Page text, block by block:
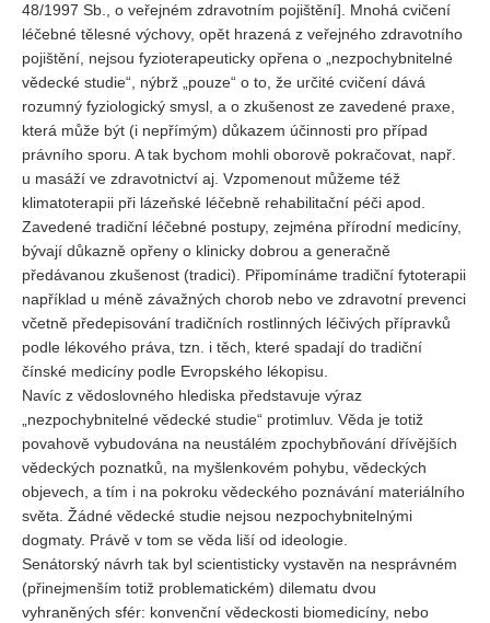
48/1997 Sb., o veřejném zdravotním pojištění]. Mnohá cvičení
léčebné tělesné výchovy, opět hrazená z veřejného zdravotního
pojištění, nejsou fyzioterapeuticky opřena o „nezpochybnitelné
vědecké studie“, nýbrž „pouze“ o to, že určité cvičení dává
rozumný fyziologický smysl, a o zkušenost ze zavedené praxe,
která může být (i nepřímým) důkazem účinnosti pro případ
právního sporu. A tak bychom mohli oborově pokračovat, např.
u masáží ve zdravotnictví aj. Vzpomenout můžeme též
klimatoterapii při lázeňské léčebně rehabilitační péči apod.
Zavedené tradiční léčebné postupy, zejména přírodní medicíny,
bývají důkazně opřeny o klinicky dobrou a generačně
předávanou zkušenost (tradici). Připomínáme tradiční fytoterapii
například u méně závažných chorob nebo ve zdravotní prevenci
včetně předepisování tradičních rostlinných léčivých přípravků
podle lékového práva, tzn. i těch, které spadají do tradiční
čínské medicíny podle Evropského lékopisu.
Navíc z vědoslovného hlediska představuje výraz
„nezpochybnitelné vědecké studie“ protimluv. Věda je totiž
povahově vybudována na neustálém zpochybňování dřívějších
vědeckých poznatků, na myšlenkovém pohybu, vědeckých
objevech, a tím i na pokroku vědeckého poznávání materiálního
světa. Žádné vědecké studie nejsou nezpochybnitelnými
dogmaty. Právě v tom se věda liší od ideologie.
Senátorský návrh tak byl scientisticky vystavěn na nesprávném
(přinejmenším totiž problematickém) dilematu dvou
vyhraněných sfér: konvenční vědeckosti biomedicíny, nebo